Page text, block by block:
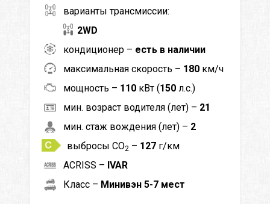
варианты трансмиссии:
2WD
кондиционер – есть в наличии
максимальная скорость – 180 км/ч
мощность – 110 кВт (150 л.с.)
мин. возраст водителя (лет) – 21
мин. стаж вождения (лет) – 2
выбросы CO2 – 127 г/км
ACRISS – IVAR
Класс – Минивэн 5-7 мест